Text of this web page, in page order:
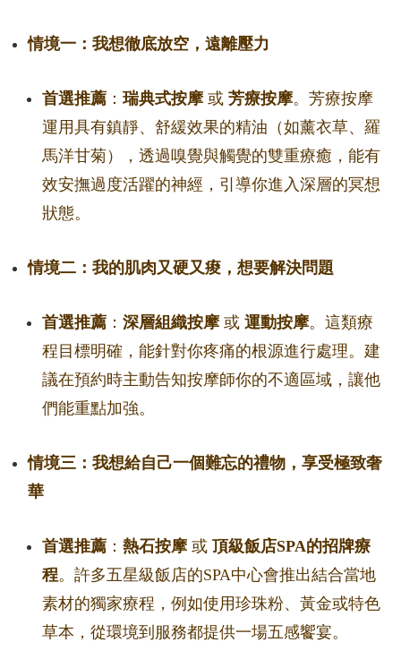
情境一：我想徹底放空，遠離壓力
首選推薦 ： 瑞典式按摩或 芳療按摩。芳療按摩
運用具有鎮靜、舒緩效果的精油（如薰衣草、羅
馬洋甘菊），透過嗅覺與觸覺的雙重療癒，能有
效安撫過度活躍的神經，引導你進入深層的冥想
狀態。
情境二：我的肌肉又硬又痠，想要解決問題
首選推薦 ： 深層組織按摩或 運動按摩。這類療
程目標明確，能針對你疼痛的根源進行處理。建
議在預約時主動告知按摩師你的不適區域，讓他
們能重點加強。
情境三：我想給自己一個難忘的禮物，享受極致奢
華
首選推薦 ： 熱石按摩或 頂級飯店SPA的招牌療
程。許多五星級飯店的SPA中心會推出結合當地
素材的獨家療程，例如使用珍珠粉、黃金或特色
草本，從環境到服務都提供一場五感饗宴。